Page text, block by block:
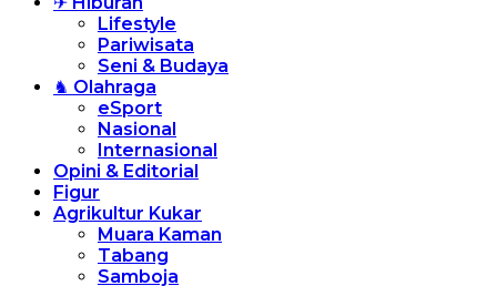
Lifestyle
Pariwisata
Seni & Budaya
♞ Olahraga
eSport
Nasional
Internasional
Opini & Editorial
Figur
Agrikultur Kukar
Muara Kaman
Tabang
Samboja